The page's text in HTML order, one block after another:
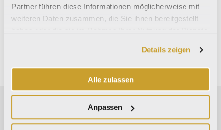
Partner führen diese Informationen möglicherweise mit
weiteren Daten zusammen, die Sie ihnen bereitgestellt
Details zeigen
Alle zulassen
Anpassen
There are no decors for this collection.